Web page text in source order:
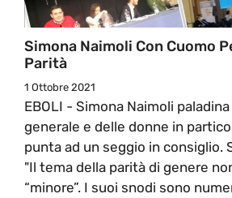
Simona Naimoli Con Cuomo
Parità
1 Ottobre 2021
EBOLI - Simona Naimoli
generale e delle donne in
punta ad un seggio in consiglio.
"Il tema della parità di genere
“minore”. I suoi snodi sono